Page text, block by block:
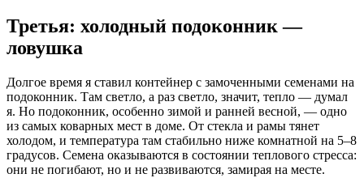
Третья: холодный подоконник —
ловушка
Долгое время я ставил контейнер с замоченными семенами на
подоконник. Там светло, а раз светло, значит, тепло — думал
я. Но подоконник, особенно зимой и ранней весной, — одно
из самых коварных мест в доме. От стекла и рамы тянет
холодом, и температура там стабильно ниже комнатной на 5–8
градусов. Семена оказываются в состоянии теплового стресса:
они не погибают, но и не развиваются, замирая на месте.